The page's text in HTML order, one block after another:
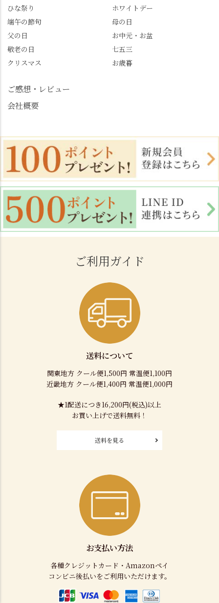
じさい供養 #遊龍の松 #
清竹 #なかの邸 #小倉山
荘 #京都観光 #西京区 #
大原野
ひな祭り
ホワイトデー
端午の節句
母の日
父の日
お中元・お盆
敬老の日
七五三
クリスマス
お歳暮
ご感想・レビュー
会社概要
ご利用ガイド
送料について
関東地方 クール便1,500円 常温便1,100円
近畿地方 クール便1,400円 常温便1,000円
★1配送につき16,200円(税込)以上
お買い上げで送料無料！
送料を見る
お支払い方法
各種クレジットカード・Amazonペイ
コンビニ後払いをご利用いただけます。